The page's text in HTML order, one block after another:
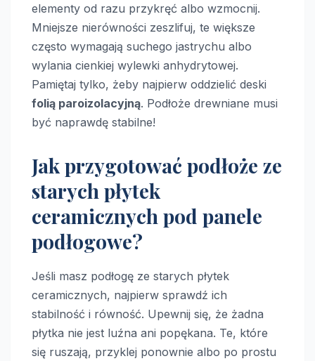
elementy od razu przykręć albo wzmocnij.
Mniejsze nierówności zeszlifuj, te większe
często wymagają suchego jastrychu albo
wylania cienkiej wylewki anhydrytowej.
Pamiętaj tylko, żeby najpierw oddzielić deski
folią paroizolacyjną. Podłoże drewniane musi
być naprawdę stabilne!
Jak przygotować podłoże ze
starych płytek
ceramicznych pod panele
podłogowe?
Jeśli masz podłogę ze starych płytek
ceramicznych, najpierw sprawdź ich
stabilność i równość. Upewnij się, że żadna
płytka nie jest luźna ani popękana. Te, które
się ruszają, przyklej ponownie albo po prostu